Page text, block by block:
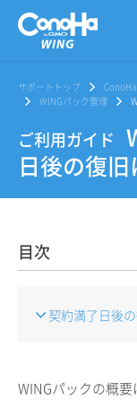
サポートトップ
WINGパック管理
ご利用ガイド
日後の復
目次
契約満了日後
WINGパックの概